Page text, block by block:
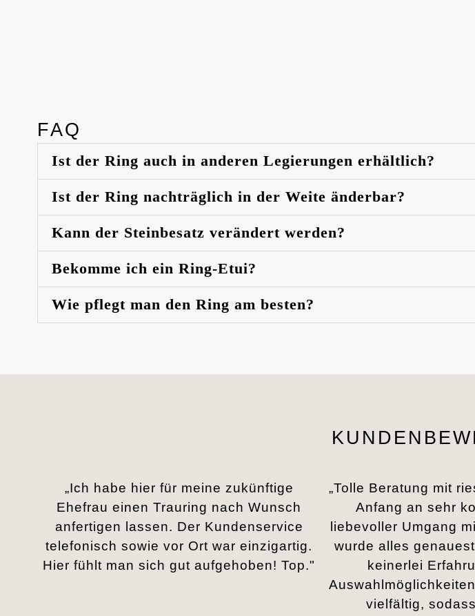
FAQ
Ist der Ring auch in anderen Legierungen erhältlich?
Ist der Ring nachträglich in der Weite änderbar?
Kann der Steinbesatz verändert werden?
Bekomme ich ein Ring-Etui?
Wie pflegt man den Ring am besten?
„Ich habe hier für meine zukünftige
Ehefrau einen Trauring nach Wunsch
anfertigen lassen. Der Kundenservice
telefonisch sowie vor Ort war einzigartig.
Hier fühlt man sich gut aufgehoben! Top."
„Tolle Beratung mit
Anfang an sehr
liebevoller Umgang
wurde alles
keinerlei
vielfältig,